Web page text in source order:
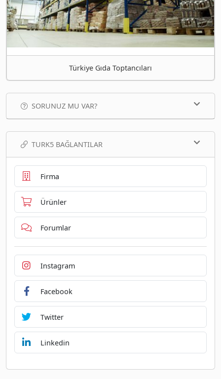
Türkiye Gıda Toptancıları
SORUNUZ MU VAR?
TURK5 BAĞLANTILAR
Firma
Ürünler
Forumlar
Instagram
Facebook
Twitter
Linkedin